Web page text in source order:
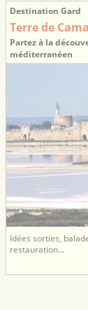
Destination Gard
Terre de
Partez à la
méditerranéen
Idées sorties,
restauration...